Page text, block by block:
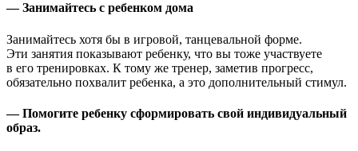
— Занимайтесь с ребенком дома
Занимайтесь хотя бы в игровой, танцевальной форме.
Эти занятия показывают ребенку, что вы тоже участвуете
в его тренировках. К тому же тренер, заметив прогресс,
обязательно похвалит ребенка, а это дополнительный стимул.
— Помогите ребенку сформировать свой индивидуальный
образ.